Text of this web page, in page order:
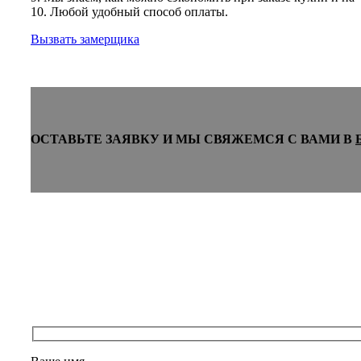
10. Любой удобный способ оплаты.
Вызвать замерщика
ОСТАВЬТЕ ЗАЯВКУ И МЫ СВЯЖЕМСЯ С ВАМИ В